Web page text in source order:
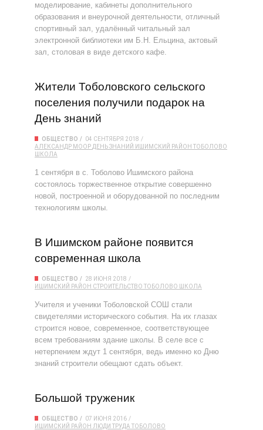
моделирование, кабинеты дополнительного
образования и внеурочной деятельности, отличный
спортивный зал, удалённый читальный зал
электронной библиотеки им Б.Н. Ельцина, актовый
зал, столовая в виде детского кафе.
Жители Тоболовского сельского
поселения получили подарок на
День знаний
ОБЩЕСТВО
04 СЕНТЯБРЯ 2018
АЛЕКСАНДР МООР ДЕНЬ ЗНАНИЙ ИШИМСКИЙ РАЙОН ТОБОЛОВО
ШКОЛА
1 сентября в с. Тоболово Ишимского района
состоялось торжественное открытие совершенно
новой, построенной и оборудованной по последним
технологиям школы.
В Ишимском районе появится
современная школа
ОБЩЕСТВО
28 ИЮНЯ 2018
ИШИМСКИЙ РАЙОН СТРОИТЕЛЬСТВО ТОБОЛОВО ШКОЛА
Учителя и ученики Тоболовской СОШ стали
свидетелями исторического события. На их глазах
строится новое, современное, соответствующее
всем требованиям здание школы. В селе все с
нетерпением ждут 1 сентября, ведь именно ко Дню
знаний строители обещают сдать объект.
Большой труженик
ОБЩЕСТВО
07 ИЮНЯ 2016
ИШИМСКИЙ РАЙОН ЛЮДИ ТРУДА ТОБОЛОВО